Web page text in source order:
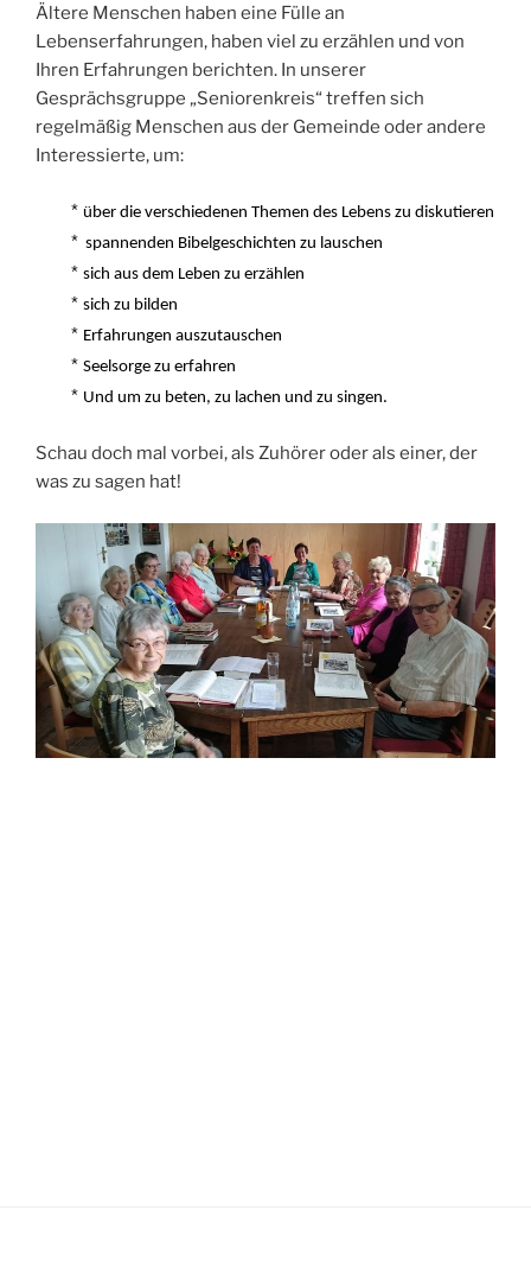
Ältere Menschen haben eine Fülle an
Lebenserfahrungen, haben viel zu erzählen und von
Ihren Erfahrungen berichten. In unserer
Gesprächsgruppe „Seniorenkreis“ treffen sich
regelmäßig Menschen aus der Gemeinde oder andere
Interessierte, um:
* über die verschiedenen Themen des Lebens zu diskutieren
* spannenden Bibelgeschichten zu lauschen
* sich aus dem Leben zu erzählen
* sich zu bilden
* Erfahrungen auszutauschen
* Seelsorge zu erfahren
* Und um zu beten, zu lachen und zu singen.
Schau doch mal vorbei, als Zuhörer oder als einer, der
was zu sagen hat!